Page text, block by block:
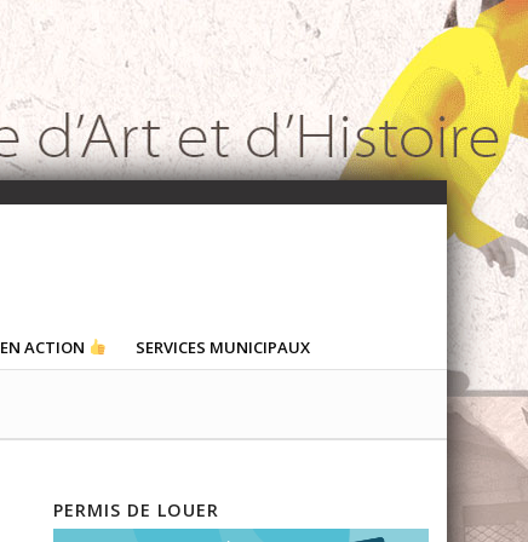
ACTION SERVICES MUNICIPAUX
PERMIS DE LOUER